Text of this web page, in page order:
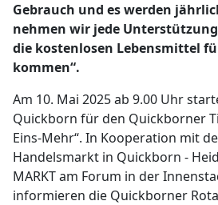
Gebrauch und es werden
nehmen wir jede
die kostenlosen Lebensmittel
kommen“.
Am 10. Mai 2025 ab 9.00 Uhr
Quickborn für den Quickborner
Eins-Mehr“. In Kooperation mit
Handelsmarkt in Quickborn -
MARKT am Forum in der
informieren die Quickborner